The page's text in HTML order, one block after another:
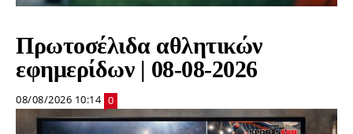
Πρωτοσέλιδα αθλητικών
εφημερίδων | 08-08-2026
08/08/2026 10:14 0